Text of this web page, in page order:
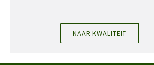
NAAR KWALITEIT